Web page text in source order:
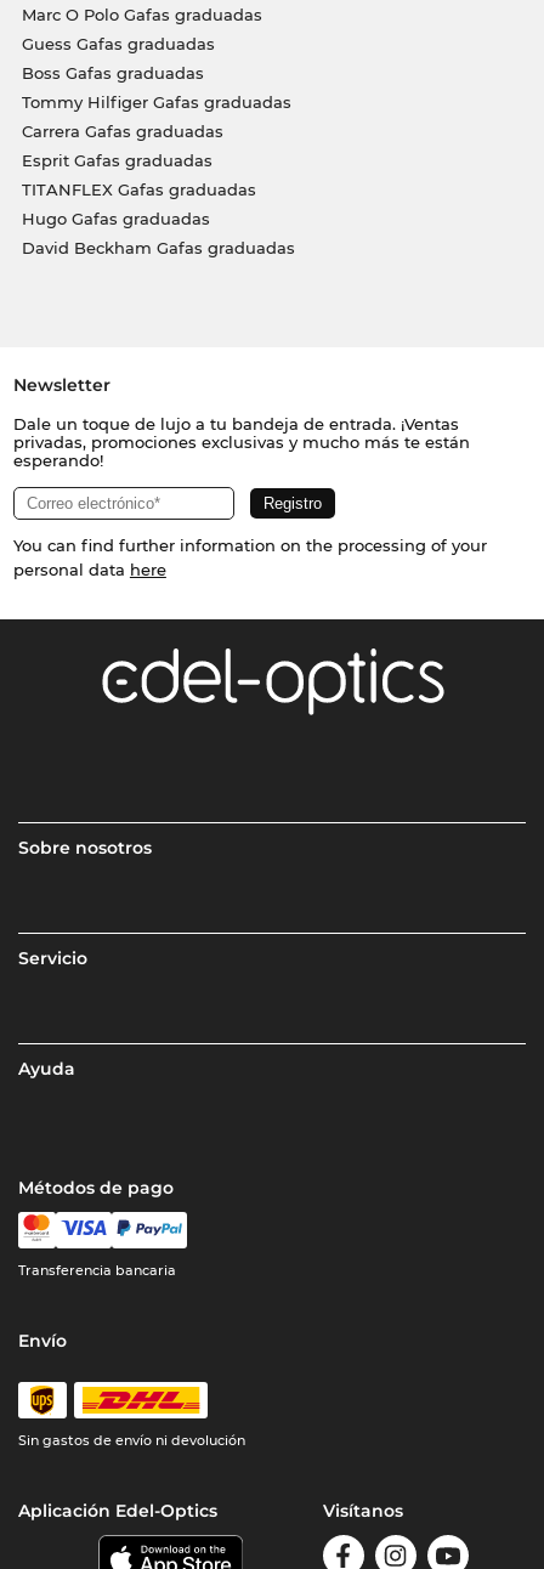
Marc O Polo Gafas graduadas
Guess Gafas graduadas
Boss Gafas graduadas
Tommy Hilfiger Gafas graduadas
Carrera Gafas graduadas
Esprit Gafas graduadas
TITANFLEX Gafas graduadas
Hugo Gafas graduadas
David Beckham Gafas graduadas
Newsletter
Dale un toque de lujo a tu bandeja de entrada. ¡Ventas
privadas, promociones exclusivas y mucho más te están
esperando!
You can find further information on the processing of your
personal data here
Sobre nosotros
Servicio
Ayuda
Métodos de pago
Transferencia bancaria
Envío
Sin gastos de envío ni devolución
Aplicación Edel-Optics Visítanos